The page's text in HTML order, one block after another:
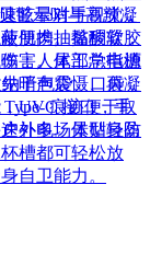
眩晕对手视觉，
肌肉抽搐酸软，
害。尾部总电源
于包袋、口袋
C 接口，手
补电。体型轻盈
槽都可轻松放
自卫能力。
警示哨与高辣凝
便携。黏稠凝胶
；人体工学指槽
哨声震慑、再凝
UV 痕迹便于取
外多场景贴身防